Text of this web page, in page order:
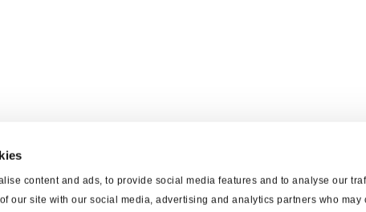
content and ads, to provide social media features and to analyse our
our site with our social media, advertising and analytics partners who may